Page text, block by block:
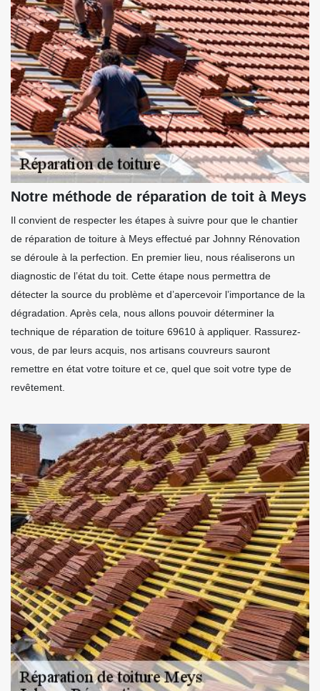
Notre méthode de réparation de toit à Meys
Il convient de respecter les étapes à suivre pour que le chantier
de réparation de toiture à Meys effectué par Johnny Rénovation
se déroule à la perfection. En premier lieu, nous réaliserons un
diagnostic de l’état du toit. Cette étape nous permettra de
détecter la source du problème et d’apercevoir l’importance de la
dégradation. Après cela, nous allons pouvoir déterminer la
technique de réparation de toiture 69610 à appliquer. Rassurez-
vous, de par leurs acquis, nos artisans couvreurs sauront
remettre en état votre toiture et ce, quel que soit votre type de
revêtement.